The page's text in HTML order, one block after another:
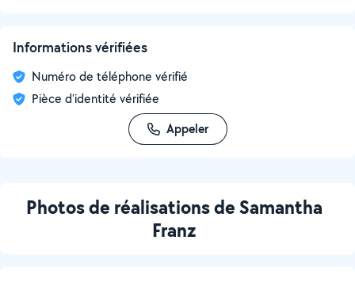
Informations vérifiées
Numéro de téléphone vérifié
Pièce d'identité vérifiée
Appeler
Photos de réalisations de Samantha
Franz